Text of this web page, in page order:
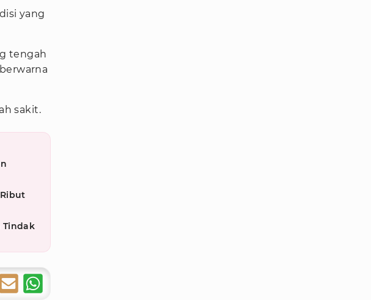
yang
tengah
sakit.
Tindak